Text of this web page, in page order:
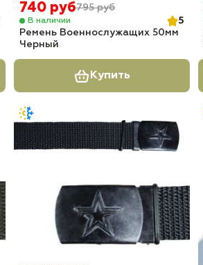
740 руб795 руб
В наличии
5
Ремень Военнослужащих 50мм
Черный
Купить